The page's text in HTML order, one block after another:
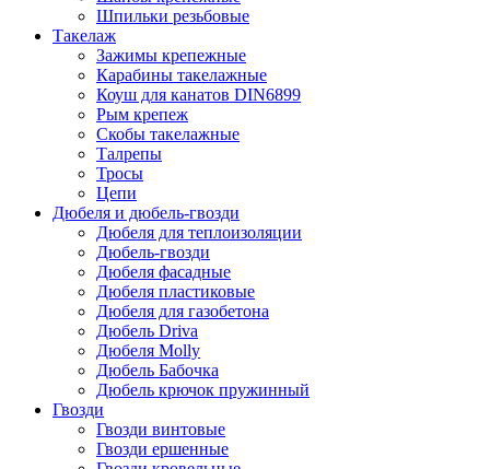
Шпильки резьбовые
Такелаж
Зажимы крепежные
Карабины такелажные
Коуш для канатов DIN6899
Рым крепеж
Скобы такелажные
Талрепы
Тросы
Цепи
Дюбеля и дюбель-гвозди
Дюбеля для теплоизоляции
Дюбель-гвозди
Дюбеля фасадные
Дюбеля пластиковые
Дюбеля для газобетона
Дюбель Driva
Дюбеля Molly
Дюбель Бабочка
Дюбель крючок пружинный
Гвозди
Гвозди винтовые
Гвозди ершенные